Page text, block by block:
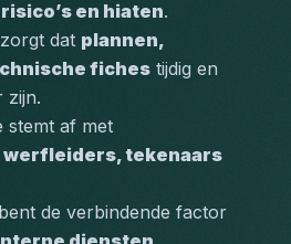
en hiaten.
dat plannen,
fiches tijdig en
zijn.
tekenaars
de verbindende factor